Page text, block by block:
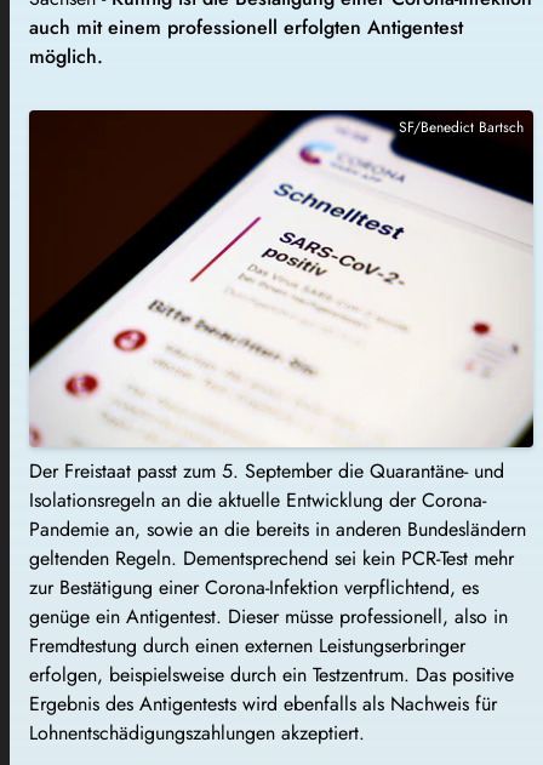
auch mit einem professionell erfolgten Antigentest
möglich.
SF/Benedict Bartsch
Der Freistaat passt zum 5. September die Quarantäne- und
Isolationsregeln an die aktuelle Entwicklung der Corona-
Pandemie an, sowie an die bereits in anderen Bundesländern
geltenden Regeln. Dementsprechend sei kein PCR-Test mehr
zur Bestätigung einer Corona-Infektion verpflichtend, es
genüge ein Antigentest. Dieser müsse professionell, also in
Fremdtestung durch einen externen Leistungserbringer
erfolgen, beispielsweise durch ein Testzentrum. Das positive
Ergebnis des Antigentests wird ebenfalls als Nachweis für
Lohnentschädigungszahlungen akzeptiert.